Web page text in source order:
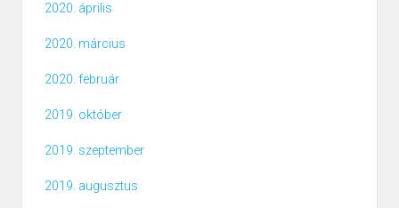
2020. április
2020. március
2020. február
2019. október
2019. szeptember
2019. augusztus